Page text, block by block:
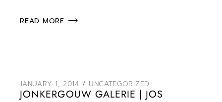
READ MORE
JANUARY 1, 2014 UNCATEGORIZED
JONKERGOUW GALERIE | JOS